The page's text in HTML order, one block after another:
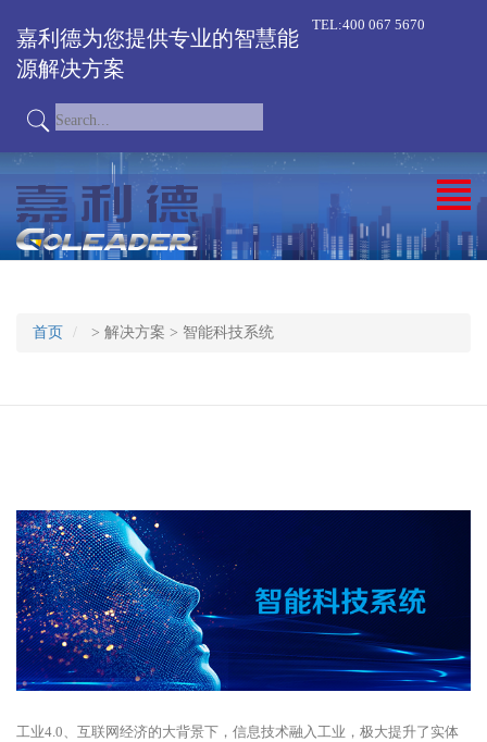
嘉利德为您提供专业的智慧能
源解决方案
TEL:400 067 5670
首页 > 解决方案 > 智能科技系统
工业4.0、互联网经济的大背景下，信息技术融入工业，极大提升了实体